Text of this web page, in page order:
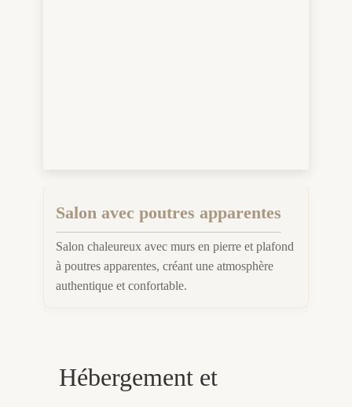
Salon avec poutres apparentes
Salon chaleureux avec murs en pierre et plafond
à poutres apparentes, créant une atmosphère
authentique et confortable.
Hébergement et